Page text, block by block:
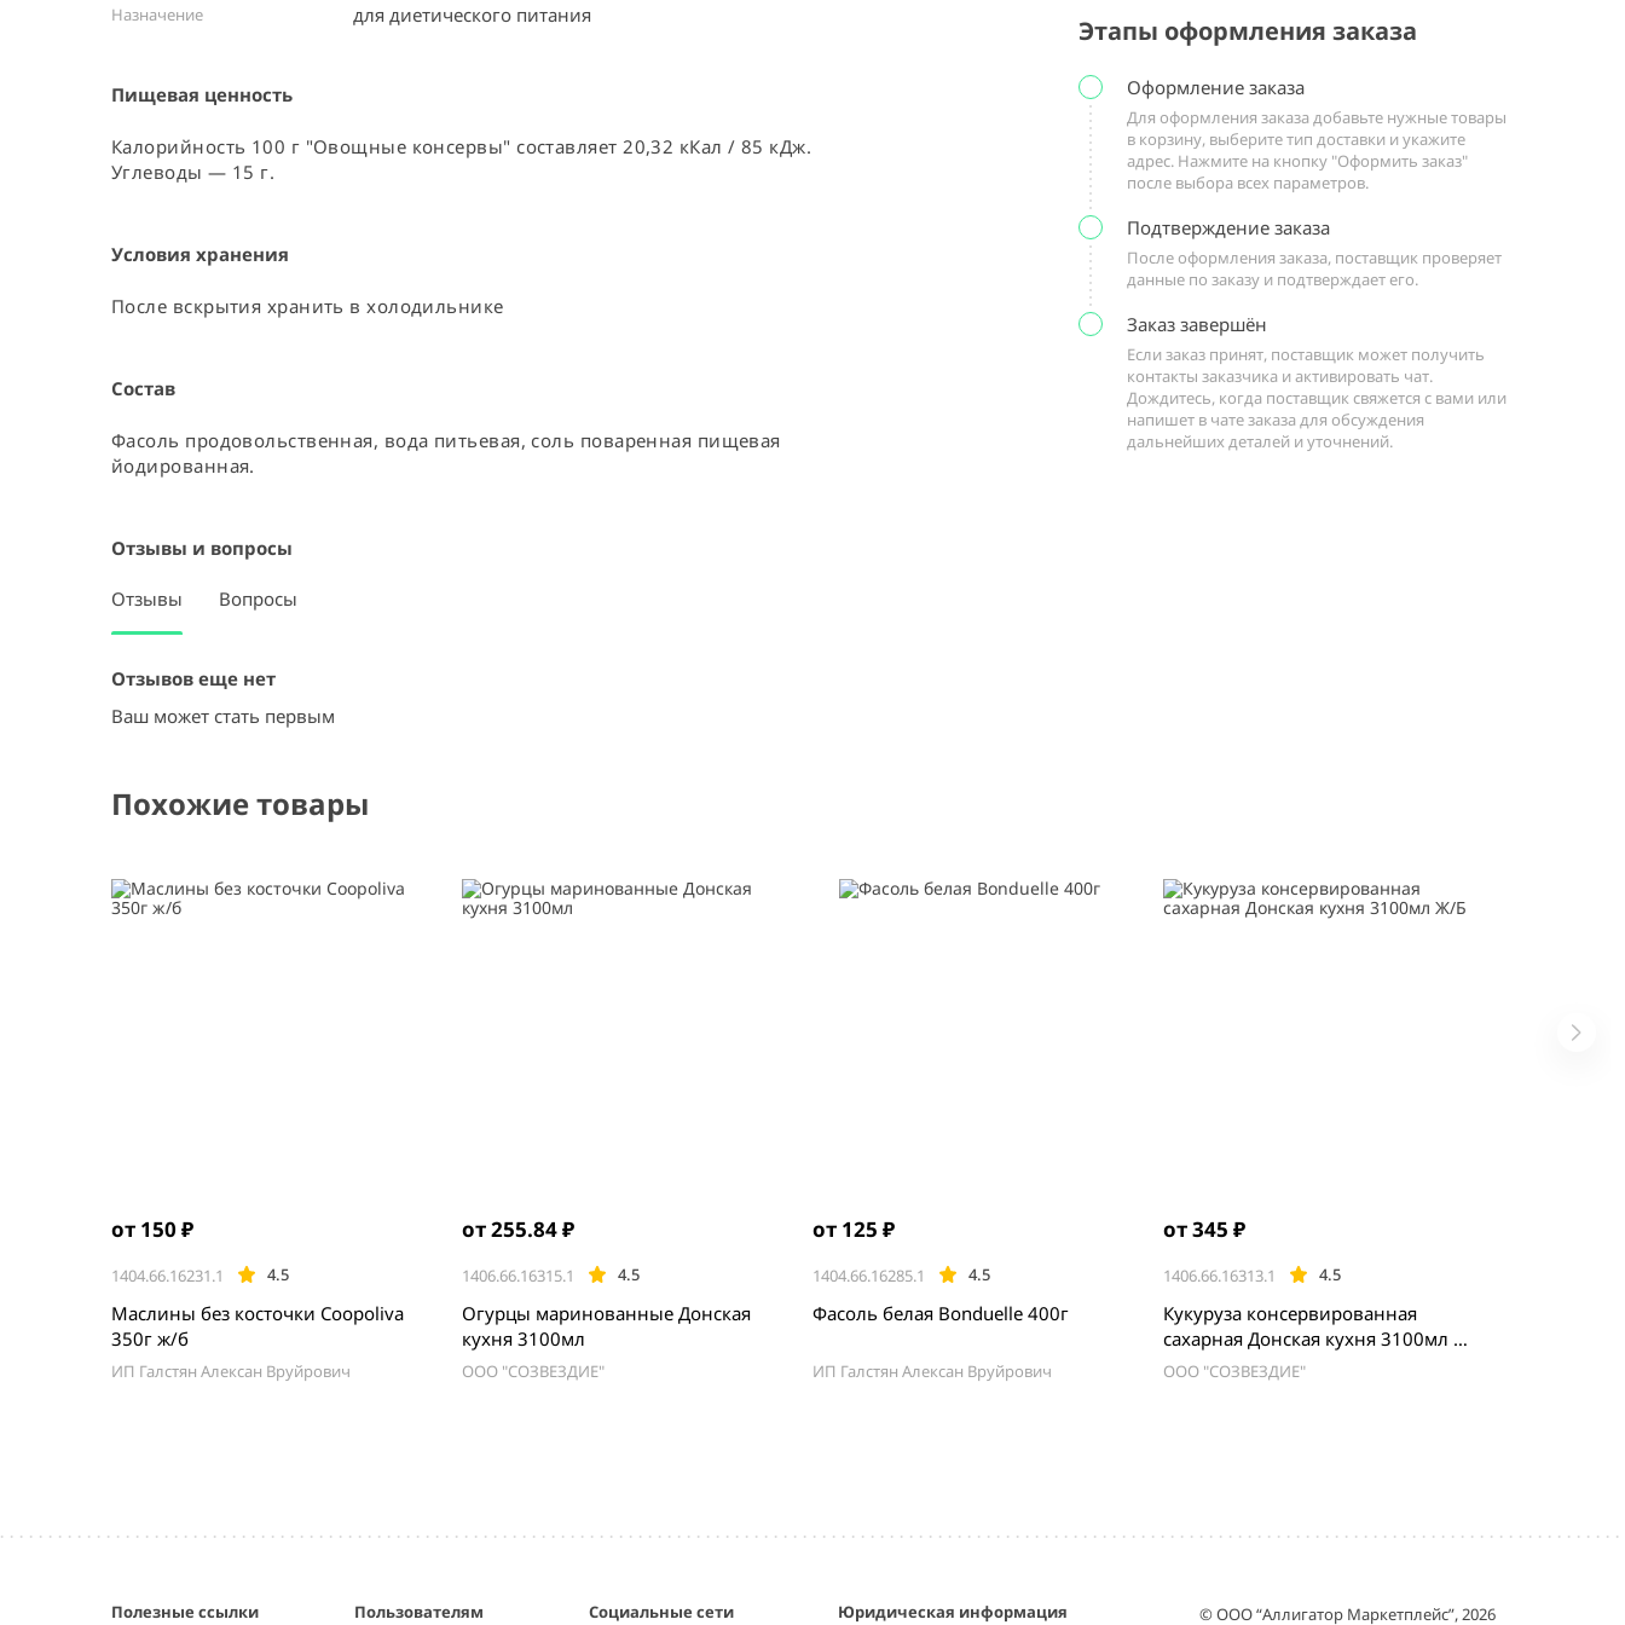
Назначение для диетического питания
Пищевая ценность
Калорийность 100 г "Овощные консервы" составляет 20,32 кКал / 85 кДж.
Углеводы — 15 г.
Условия хранения
После вскрытия хранить в холодильнике
Состав
Фасоль продовольственная, вода питьевая, соль поваренная пищевая
йодированная.
Отзывы и вопросы
Отзывы Вопросы
Отзывов еще нет
Ваш может стать первым
Этапы оформления заказа
Оформление заказа
Для оформления заказа добавьте нужные товары
в корзину, выберите тип доставки и укажите
адрес. Нажмите на кнопку "Оформить заказ"
после выбора всех параметров.
Подтверждение заказа
После оформления заказа, поставщик проверяет
данные по заказу и подтверждает его.
Заказ завершён
Если заказ принят, поставщик может получить
контакты заказчика и активировать чат.
Дождитесь, когда поставщик свяжется с вами или
напишет в чате заказа для обсуждения
дальнейших деталей и уточнений.
Похожие товары
от 150 ₽
1404.66.16231.1 4.5
Маслины без косточки Coopoliva
350г ж/б
ИП Галстян Алексан Вруйрович
от 255.84 ₽
1406.66.16315.1 4.5
Огурцы маринованные Донская
кухня 3100мл
ООО "СОЗВЕЗДИЕ"
от 125 ₽
1404.66.16285.1 4.5
Фасоль белая Bonduelle 400г
ИП Галстян Алексан Вруйрович
от 345 ₽
1406.66.16313.1 4.5
Кукуруза консервированная
сахарная Донская кухня 3100мл Ж/
Б
ООО "СОЗВЕЗДИЕ"
Полезные ссылки Пользователям Социальные сети Юридическая информация © ООО “Аллигатор Маркетплейс”, 2026